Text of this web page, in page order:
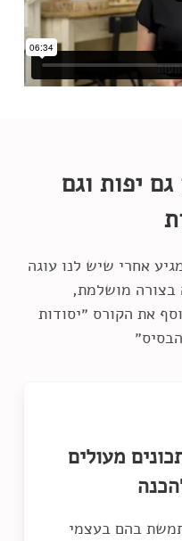
יפות וגם
אחרי שיש לנו עוגה
את הקורס ״יסודות
מעולים
בהם בעצמי